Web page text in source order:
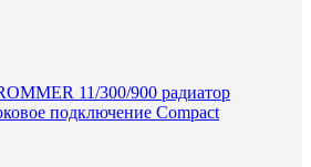
11/300/900 радиатор
подключение Compact